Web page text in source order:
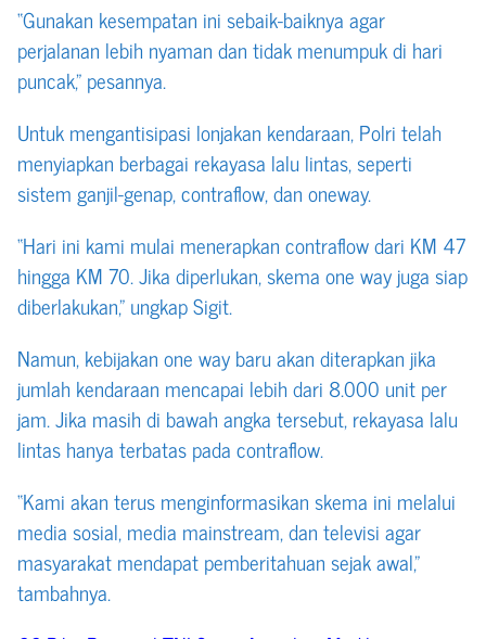
“Gunakan kesempatan ini sebaik-baiknya agar
perjalanan lebih nyaman dan tidak menumpuk di hari
puncak,” pesannya.
Untuk mengantisipasi lonjakan kendaraan, Polri telah
menyiapkan berbagai rekayasa lalu lintas, seperti
sistem ganjil-genap, contraflow, dan oneway.
“Hari ini kami mulai menerapkan contraflow dari KM 47
hingga KM 70. Jika diperlukan, skema one way juga siap
diberlakukan,” ungkap Sigit.
Namun, kebijakan one way baru akan diterapkan jika
jumlah kendaraan mencapai lebih dari 8.000 unit per
jam. Jika masih di bawah angka tersebut, rekayasa lalu
lintas hanya terbatas pada contraflow.
“Kami akan terus menginformasikan skema ini melalui
media sosial, media mainstream, dan televisi agar
masyarakat mendapat pemberitahuan sejak awal,”
tambahnya.